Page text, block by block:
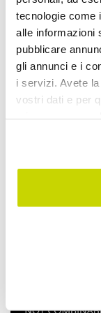
tecnologie come
alle informazioni
pubblicare
gli annunci e i
i servizi. Avete
vostri dati e per
modificare o
momento dalla
sull'icona di